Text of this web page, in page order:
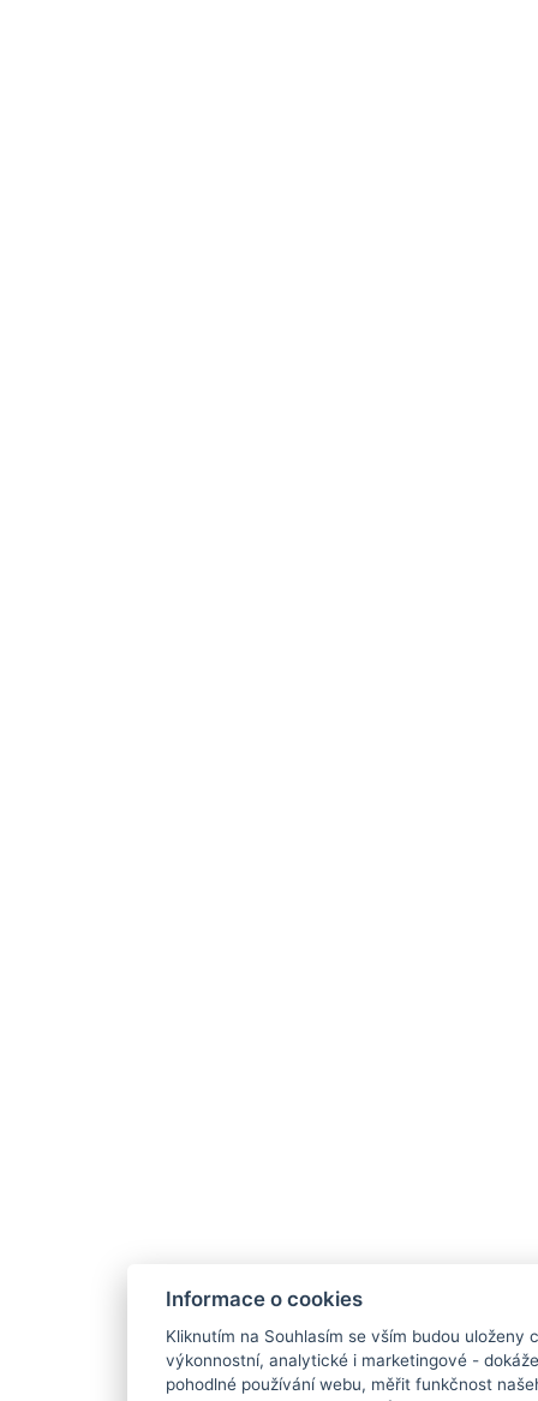
Informace o cookies
Kliknutím na Souhlasím se vším budou uloženy
výkonnostní, analytické i marketingové -
pohodlné používání webu, měřit funkčnost